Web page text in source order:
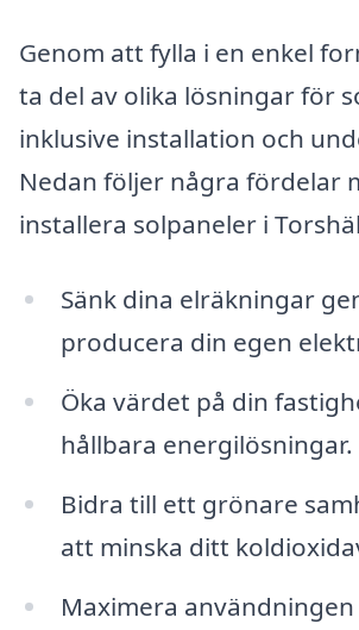
Genom att fylla i en enkel
ta del av olika lösningar för
inklusive installation och
Nedan följer några fördelar
installera solpaneler i
Sänk dina elräkningar
producera din egen
Öka värdet på din
hållbara energilösningar.
Bidra till ett grönare
att minska ditt
Maximera